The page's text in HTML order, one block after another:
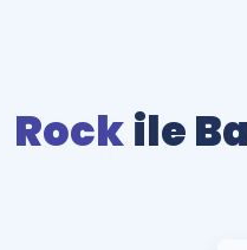
Rockile